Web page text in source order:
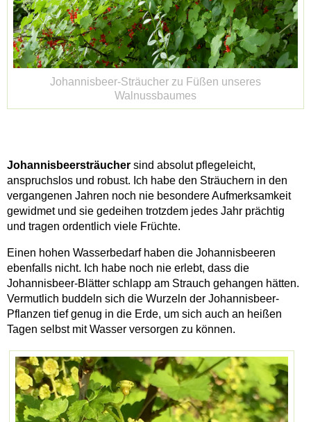
Johannisbeer-Sträucher zu Füßen unseres
Walnussbaumes
Johannisbeersträucher sind absolut pflegeleicht,
anspruchslos und robust. Ich habe den Sträuchern in den
vergangenen Jahren noch nie besondere Aufmerksamkeit
gewidmet und sie gedeihen trotzdem jedes Jahr prächtig
und tragen ordentlich viele Früchte.
Einen hohen Wasserbedarf haben die Johannisbeeren
ebenfalls nicht. Ich habe noch nie erlebt, dass die
Johannisbeer-Blätter schlapp am Strauch gehangen hätten.
Vermutlich buddeln sich die Wurzeln der Johannisbeer-
Pflanzen tief genug in die Erde, um sich auch an heißen
Tagen selbst mit Wasser versorgen zu können.